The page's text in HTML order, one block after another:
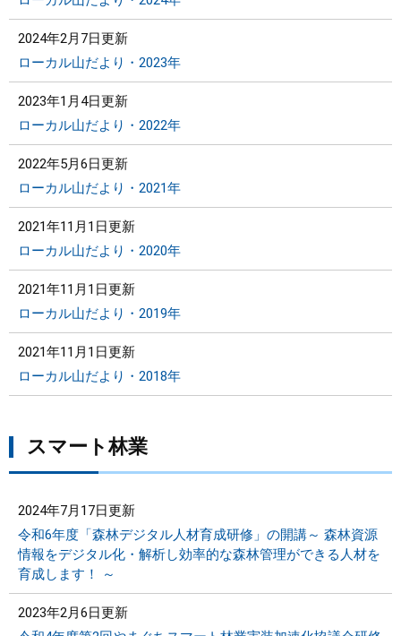
2024年2月7日更新
ローカル山だより・2023年
2023年1月4日更新
ローカル山だより・2022年
2022年5月6日更新
ローカル山だより・2021年
2021年11月1日更新
ローカル山だより・2020年
2021年11月1日更新
ローカル山だより・2019年
2021年11月1日更新
ローカル山だより・2018年
スマート林業
2024年7月17日更新
令和6年度「森林デジタル人材育成研修」の開講～ 森林資源
情報をデジタル化・解析し効率的な森林管理ができる人材を
育成します！ ～
2023年2月6日更新